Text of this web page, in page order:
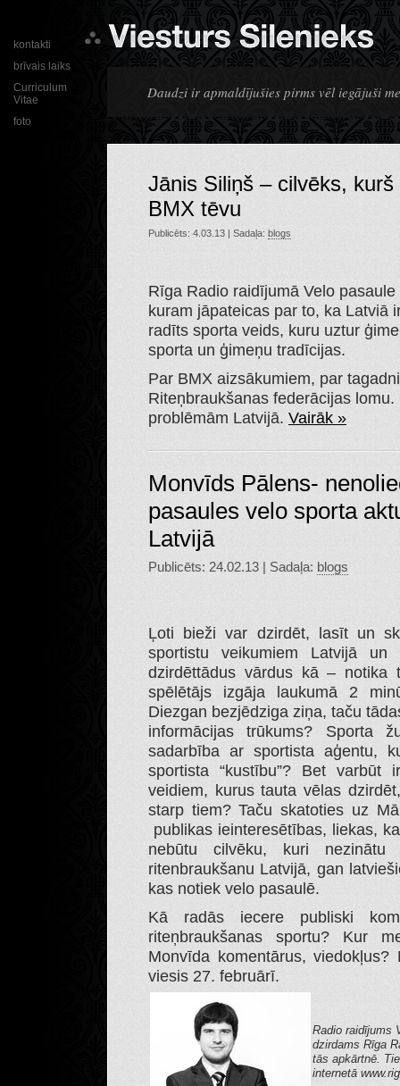
Daudzi ir apmaldījušies pirms vēl iegājuši
kontakti
brīvais laiks
Curriculum
Vitae
foto
Jānis Siliņš – cilvēks,
BMX tēvu
Publicēts: 4.03.13 | Sadaļa: blogs
Rīga Radio raidījumā Velo
kuram jāpateicas par to, ka
radīts sporta veids, kuru uztur
sporta un ģimeņu tradīcijas.
Par BMX aizsākumiem, par
Riteņbraukšanas federācijas
problēmām Latvijā. Vairāk »
Monvīds Pālens-
pasaules velo sporta
Latvijā
Publicēts: 24.02.13 | Sadaļa: blogs
Ļoti bieži var dzirdēt, lasīt un
sportistu veikumiem Latvijā
dzirdēttādus vārdus kā –
spēlētājs izgāja laukumā 2
Diezgan bezjēdziga ziņa, taču
informācijas trūkums? Sporta
sadarbība ar sportista aģentu,
sportista “kustību”? Bet
veidiem, kurus tauta vēlas
starp tiem? Taču skatoties uz
publikas ieinteresētības, liekas,
nebūtu cilvēku, kuri
ritenbraukšanu Latvijā, gan
kas notiek velo pasaulē.
Kā radās iecere publiski
riteņbraukšanas sportu? Kur
Monvīda komentārus,
viesis 27. februārī.
Radio raidījums
dzirdams Rīga
tās apkārtnē.
internetā